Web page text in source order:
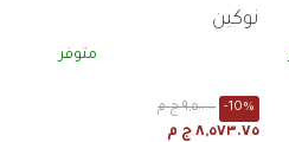
نوكين
متوفر
٩,٥٠٠.٠٠ ج م -10%
٨,٥٧٣.٧٥ ج م